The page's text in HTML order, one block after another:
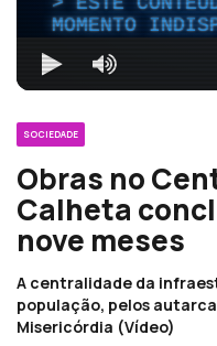
MOMENTO
SOCIEDADE
Obras no
Calheta
nove meses
A centralidade da
população, pelos
Misericórdia (Vídeo)